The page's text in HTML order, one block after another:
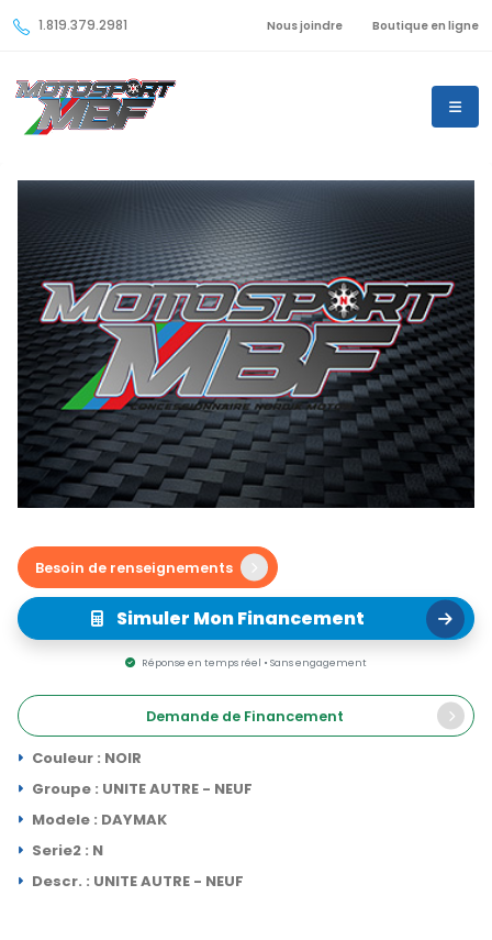
1.819.379.2981 Nous joindre Boutique en ligne
Besoin de renseignements
Simuler Mon Financement
Réponse en temps réel • Sans engagement
Demande de Financement
Couleur : NOIR
Groupe : UNITE AUTRE - NEUF
Modele : DAYMAK
Serie2 : N
Descr. : UNITE AUTRE - NEUF